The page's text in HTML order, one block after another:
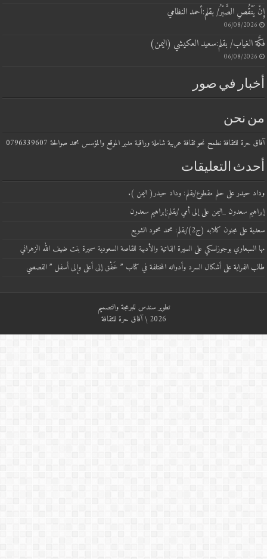
الصَّبْرُ/ بقلم:أحمد النظامي
06/08/
بقلم:سعيد العكيشي (اليمن)
06/08/
في صور
نحن
للثقافة نطمح نحو ثقافة عربية شاملة وراقية مدير الموقع والمؤسس محمد صوالحة 0796339607
التعليقات
علىحلم مقطوع/بقلم: وداد حيدر( اليمن ).
سعدون _اليمنعلىإلى أمي /بقلم:إبراهيم سعدون
علىمجنون كلابه (ج2)/بقلم: محمد محمود الشويع
بوجوزلسكيعلىالسيرة الذاتية والأدبية للقاصة السعودية سميرة بنت ضيف الله الزهراني
علىأشكال السرد وأدواته المختلفة في كتاب ” خَفْق إلى أعلى وإلى أسفل ” القصصي
تطويرسندس للبرمجة والتصميم
2026 \ آفاق حرة للثقافة